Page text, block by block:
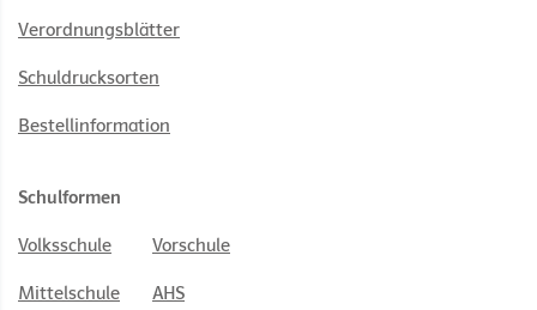
Verordnungsblätter
Schuldrucksorten
Bestellinformation
Schulformen
Volksschule Vorschule
Mittelschule AHS